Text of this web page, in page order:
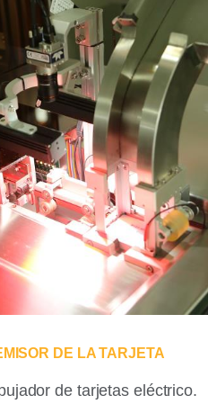
DE LA TARJETA
de tarjetas eléctrico.